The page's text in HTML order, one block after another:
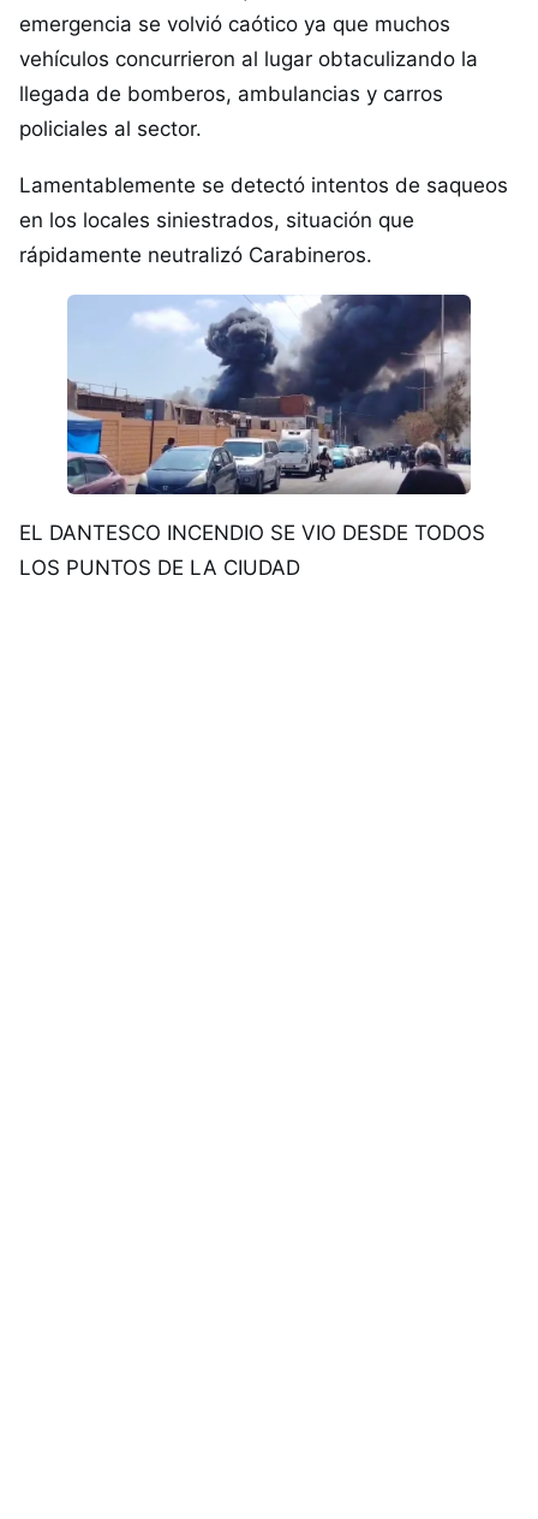
emergencia se volvió caótico ya que muchos
vehículos concurrieron al lugar obtaculizando la
llegada de bomberos, ambulancias y carros
policiales al sector.
Lamentablemente se detectó intentos de saqueos
en los locales siniestrados, situación que
rápidamente neutralizó Carabineros.
EL DANTESCO INCENDIO SE VIO DESDE TODOS
LOS PUNTOS DE LA CIUDAD